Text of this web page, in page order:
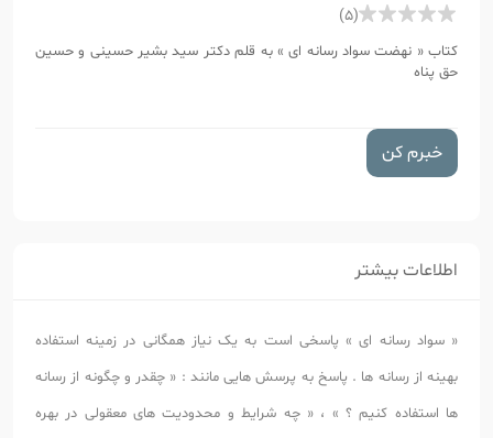
(5)
کتاب « نهضت سواد رسانه ای » به قلم دکتر سید بشیر حسینی و حسین
حق پناه
خبرم کن
اطلاعات بیشتر
« سواد رسانه ای » پاسخی است به یک نیاز همگانی در زمینه استفاده
بهینه از رسانه ها . پاسخ به پرسش هایی مانند : « چقدر و چگونه از رسانه
ها استفاده کنیم ؟ » ، « چه شرایط و محدودیت های معقولی در بهره